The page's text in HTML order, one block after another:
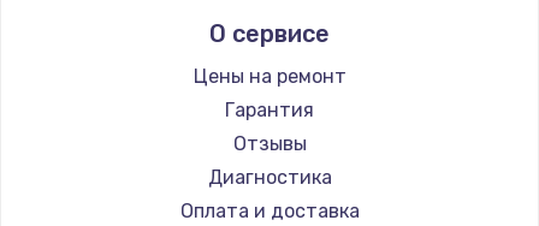
Ремонт электропроводки
820 руб.
Заказать
Замена панели управления
1240 руб.
Prestigio
Microsoft
BlackView
Amazon
Aquarius
Dell
О сервисе
Цены на ремонт
Гарантия
Отзывы
Диагностика
Оплата и доставка